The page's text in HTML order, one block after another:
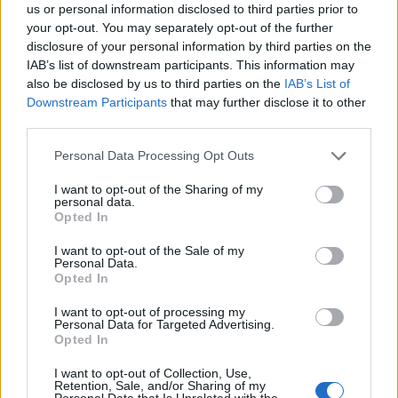
us or personal information disclosed to third parties prior to
your opt-out. You may separately opt-out of the further
disclosure of your personal information by third parties on the
IAB’s list of downstream participants. This information may
also be disclosed by us to third parties on the IAB’s List of
Downstream Participants that may further disclose it to other
Personal Data Processing Opt Outs
I want to opt-out of the Sharing of my
personal data.
Opted In
I want to opt-out of the Sale of my
Personal Data.
Opted In
I want to opt-out of processing my
Personal Data for Targeted Advertising.
Opted In
I want to opt-out of Collection, Use,
Retention, Sale, and/or Sharing of my
Χρηματοδότηση 8 εκατ. ευρώ σε 843 μέσα
ενημέρωσης- Ξεκίνησε το πενταετές πρόγραμμα
ενίσχυσης του Τύπου
06/08/2026 - 13:05 ΕΠΙΧΕΙΡΗΣΕΙΣ
LIDL HELLAS: Διεθνώς αναγνωρισμένα κρασιά στην
κορυφαία σχέση ποιότητας-τιμής
06/08/2026 - 12:55 ΕΠΙΧΕΙΡΗΣΕΙΣ
JUMBO: Αύξηση πωλήσεων 5% το επτάμηνο του
2026
SoftBank: Μειωμένα 17,7% τα καθαρά κέρδη του
α' τριμήνου στα 1,9 δισ. ευρώ
06/08/2026 - 12:35 ΤΡΑΠΕΖΕΣ
Nintendo: Καθαρά κέρδη 809 εκατ. ευρώ στο α'
06/08/2026 - 12:17 ΤΕΧΝΟΛΟΓΙΑ